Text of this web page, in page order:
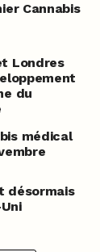
Cannabis
Londres
du
médical
désormais